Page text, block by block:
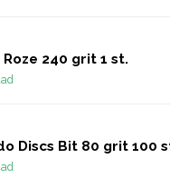
240 grit 1 st.
Discs Bit 80 grit 100